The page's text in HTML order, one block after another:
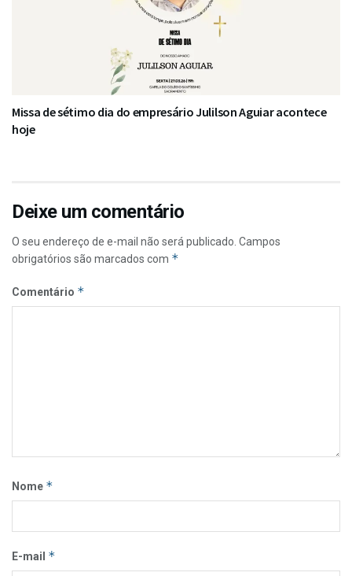
Missa de sétimo dia do empresário Julilson Aguiar acontece
hoje
Deixe um comentário
O seu endereço de e-mail não será publicado. Campos
obrigatórios são marcados com *
Comentário *
Nome *
E-mail *